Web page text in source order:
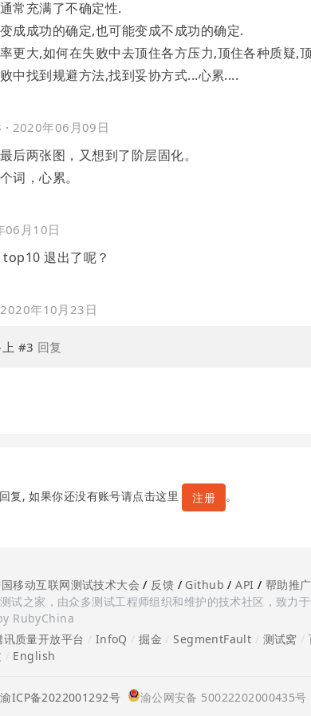
常充满了不确定性.
成成功的确定,也可能变成不成功的确定.
更大,如何在失败中去顶住各方压力,顶住各种质疑,
中找到规避方法,找到妥协方式...心累....
· 2020年06月09日
后两张图，又想到了阶层固化。
词，心累。
06月10日
退出了呢？
2020年10月23日
#3 回复
复, 如果你还没有账号请点击这里 注册 。
移动互联网测试技术大会 / 反馈 / Github /API / 帮助推广
试之家，由众多测试工程师组织和维护的技术社区，致力
RubyChina
质量开放平台 InfoQ /掘金 /SegmentFault 测试窝 /
English
渝ICP备2022001292号 渝公网安备 50022202000435号